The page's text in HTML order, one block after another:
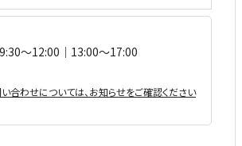
9:30〜12:00｜13:00〜17:00
合わせについては、お知らせをご確認ください